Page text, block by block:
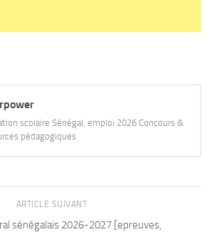
scolaire Sénégal, emploi 2026 Concours &
pédagogiques
ARTICLE SUIVANT
sénégalais 2026-2027 [epreuves,